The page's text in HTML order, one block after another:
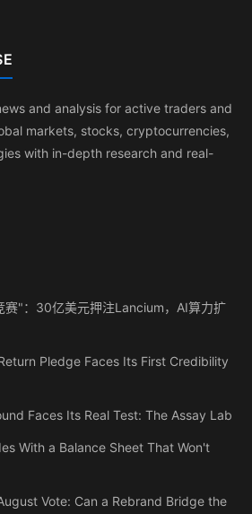
and analysis for active traders and
markets, stocks, cryptocurrencies,
with in-depth research and real-
赛"：30亿美元押注Lancium，AI算力扩
Pledge Faces Its First Credibility
Faces Its Real Test: The Assay Lab
With a Balance Sheet That Won't
Vote: Can a Rebrand Bridge the